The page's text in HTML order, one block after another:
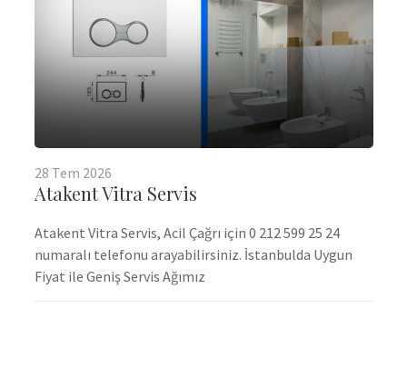
28 Tem 2026
Atakent Vitra Servis
Atakent Vitra Servis, Acil Çağrı için 0 212 599 25 24
numaralı telefonu arayabilirsiniz. İstanbulda Uygun
Fiyat ile Geniş Servis Ağımız